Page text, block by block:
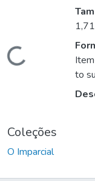
Carregando...
to
Coleções
O Imparcial